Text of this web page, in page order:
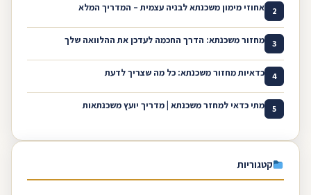
2 אחוזי מימון משכנתא לבניה עצמית – המדריך המלא
3 מחזור משכנתא: הדרך החכמה לעדכן את ההלוואה שלך
4 כדאיות מחזור משכנתא: כל מה שצריך לדעת
5 מתי כדאי למחזר משכנתא | מדריך יועץ משכנתאות
קטגוריות